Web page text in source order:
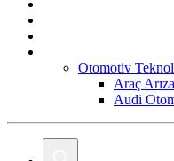
Otomotiv
Araç
Audi